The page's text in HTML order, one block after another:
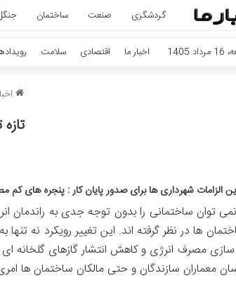
گردشگری صنعت ساختمان
1405 اخبار ما اقتصادی سلامت
الزامات شهرداری ها برای صدورپایان کار:پنجره های کم
نمی توان ساختمانی رابدون توجه جدی به راندمان
ها در نظرگرفته اند. اینتغییر رویکرد نه تنهابه
سازی مصرف انرژی وکاهش انتشارگازهای گلخانه ای
معماران سازندگان و حتی مالکان ساختمان ها